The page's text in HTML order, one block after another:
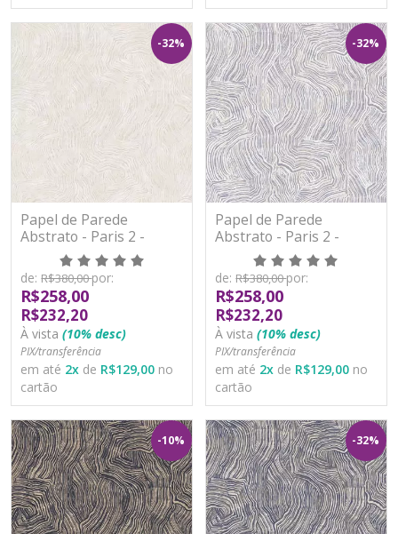
-32%
Papel de Parede
Abstrato - Paris 2 -
PA101803R - Vinílico -
TNT
de: R$380,00por:
R$258,00
R$232,20
À vista (10% desc)
PIX/transferência
em até 2x de R$129,00 no
cartão
-32%
Papel de Parede
Abstrato - Paris 2 -
PA101804R - Vinílico -
TNT
de: R$380,00por:
R$258,00
R$232,20
À vista (10% desc)
PIX/transferência
em até 2x de R$129,00 no
cartão
-10% -32%